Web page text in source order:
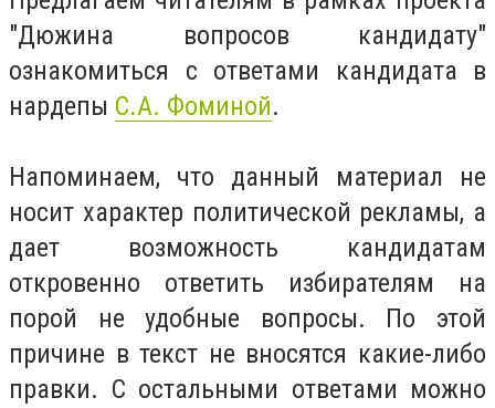
"Дюжина вопросов кандидату"
ознакомиться с ответами кандидата в
нардепы С.А. Фоминой.
Напоминаем, что данный материал не
носит характер политической рекламы, а
дает возможность кандидатам
откровенно ответить избирателям на
порой не удобные вопросы. По этой
причине в текст не вносятся какие-либо
правки. С остальными ответами можно